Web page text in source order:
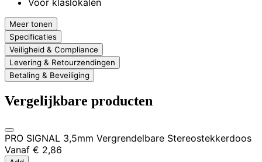
Voor klaslokalen
Meer tonen
Specificaties
Veiligheid & Compliance
Levering & Retourzendingen
Betaling & Beveiliging
Vergelijkbare producten
PRO SIGNAL 3,5mm Vergrendelbare Stereostekkerdoos
Vanaf € 2,86